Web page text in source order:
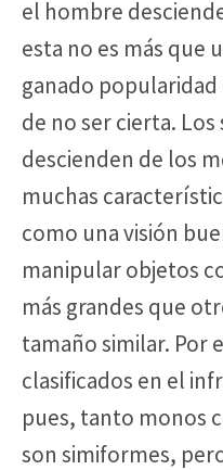
el hombre
esta no es más que
ganado popularidad
de no ser cierta.
descienden de los
muchas
como una visión
manipular objetos
más grandes que
tamaño similar. Por
clasificados en el
pues, tanto monos
son simiformes,